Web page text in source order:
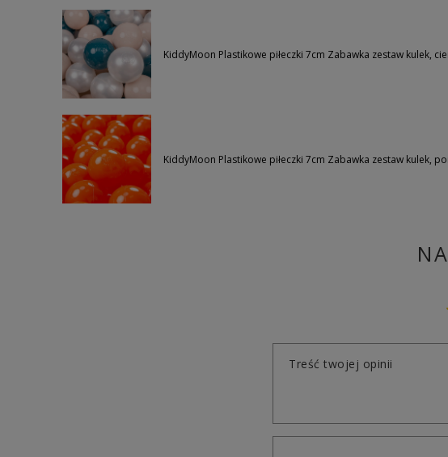
KiddyMoon Plastikowe piłeczki 7cm Zabawka zestaw kulek,
KiddyMoon Plastikowe piłeczki 7cm Zabawka zestaw kulek,
Treść twojej opinii